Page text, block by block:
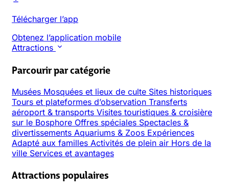
Télécharger l’app
Obtenez l’application mobile
Attractions
Parcourir par catégorie
Musées Mosquées et lieux de culte Sites historiques
Tours et plateformes d’observation Transferts
aéroport & transports Visites touristiques & croisière
sur le Bosphore Offres spéciales Spectacles &
divertissements Aquariums & Zoos Expériences
Adapté aux familles Activités de plein air Hors de la
ville Services et avantages
Attractions populaires